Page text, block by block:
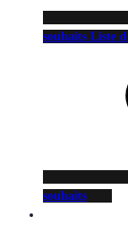
souhaits Liste
souhaits